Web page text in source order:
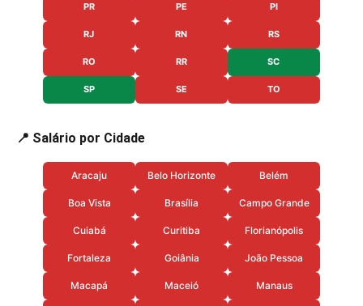
PR PE PI
RJ RN RS
RO RR SC
SP SE TO
📍 Salário por Cidade
Aracaju Belo Horizonte Belém
Boa Vista Brasília Campo Grande
Cuiabá Curitiba Florianópolis
Fortaleza Goiânia João Pessoa
Macapá Maceió Manaus